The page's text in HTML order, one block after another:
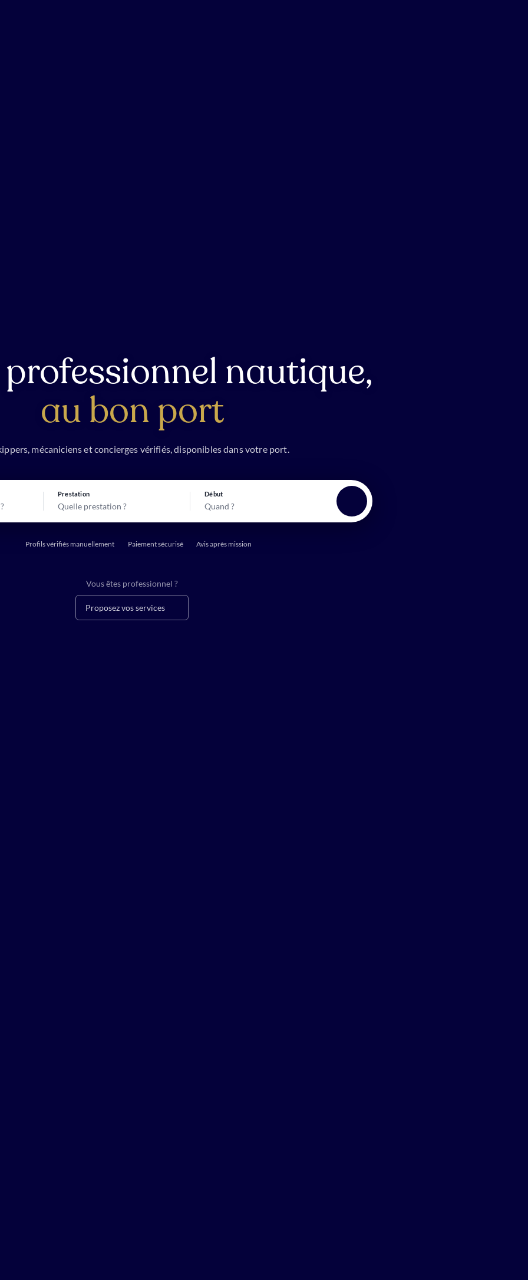
nautique,
au bon port
mécaniciens et concierges vérifiés, disponibles dans votre port.
Prestation
Quelle prestation ?
Début
Quand ?
Profils vérifiés manuellement Paiement sécurisé Avis après mission
Vous êtes professionnel ?
Proposez vos services